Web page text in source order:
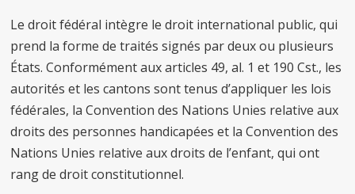
Le droit fédéral intègre le droit international public, qui
prend la forme de traités signés pardeux ou plusieurs
États. Conformément aux articles 49, al. 1 et 190 Cst., les
autorités et les cantons sont tenus d’appliquer les lois
fédérales, la Convention des Nations Unies relative aux
droits des personnes handicapées et la Convention des
Nations Unies relative aux droits de l’enfant, qui ont
rang de droit constitutionnel.